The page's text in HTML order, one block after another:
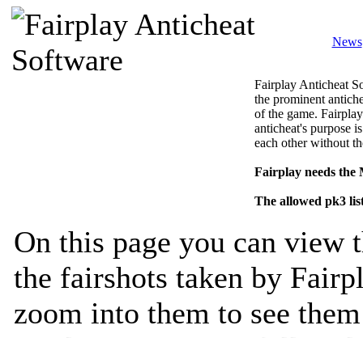
News
Fairplay Anticheat
the prominent
of the game.
anticheat's purpose
each other without
Fairplay needs
The allowed pk3
On this page you can view
the fairshots taken by
zoom into them to see